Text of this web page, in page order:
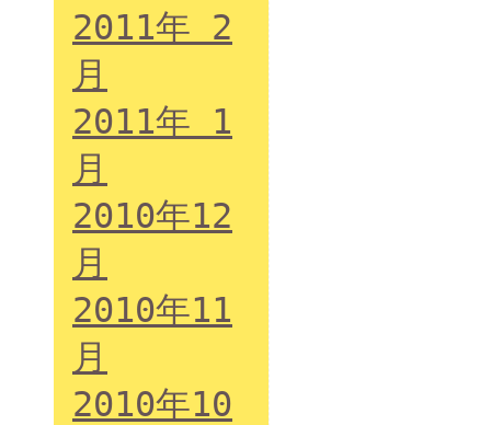
2011年 2
月
2011年 1
月
2010年12
月
2010年11
月
2010年10